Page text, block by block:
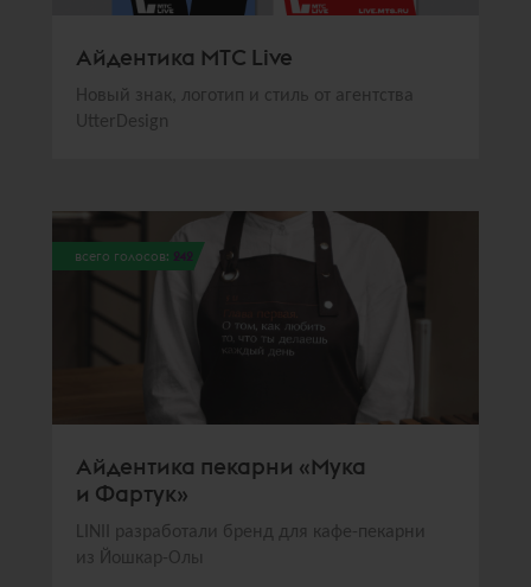
Айдентика МТС Live
Новый знак, логотип и стиль от агентства
UtterDesign
всего голосов: 242
Айдентика пекарни «Мука
и Фартук»
LINII разработали бренд для кафе-пекарни
из Йошкар-Олы